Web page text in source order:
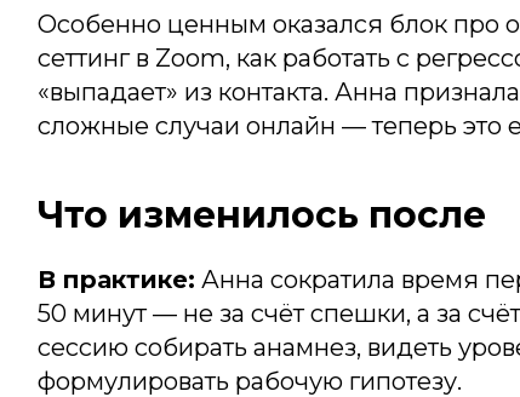
Особенно ценным оказался блок про
сеттинг в Zoom, как работать с
«выпадает» из контакта. Анна
сложные случаи онлайн — теперь это
Что изменилось после
В практике: Анна сократила время
50 минут — не за счёт спешки, а за
сессию собирать анамнез, видеть
формулировать рабочую гипотезу.